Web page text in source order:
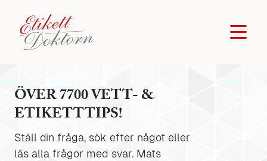
ÖVER 7700 VETT- &
ETIKETTTIPS!
Ställ din fråga, sök efter något eller
läs alla frågor med svar. Mats